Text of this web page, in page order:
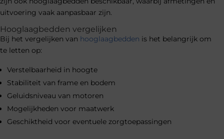
uitvoering vaak aanpasbaar zijn.
Hooglaagbedden vergelijken
Bij het vergelijken van hooglaagbedden is het belangrijk om
te letten op:
Verstelbaarheid in hoogte
Stabiliteit van frame en bodem
Geluidsniveau van motoren
Mogelijkheden voor maatwerk
Geschiktheid voor eventuele zorgtoepassingen